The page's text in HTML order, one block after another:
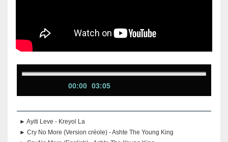
00:00 03:05
► Ayiti Leve - Kreyol La
► Cry No More (Version créole) - Ashte The Young King